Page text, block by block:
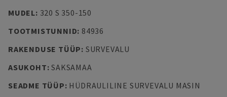
MUDEL: 320 S 350-150
TOOTMISTUNNID: 84936
RAKENDUSE TÜÜP: SURVEVALU
ASUKOHT:SAKSAMAA
SEADME TÜÜP: HÜDRAULILINE SURVEVALU MASIN